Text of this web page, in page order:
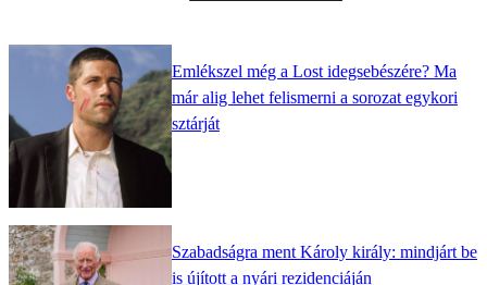
Emlékszel még a Lost idegsebészére? Ma
már alig lehet felismerni a sorozat egykori
sztárját
Szabadságra ment Károly király: mindjárt be
is újított a nyári rezidenciáján